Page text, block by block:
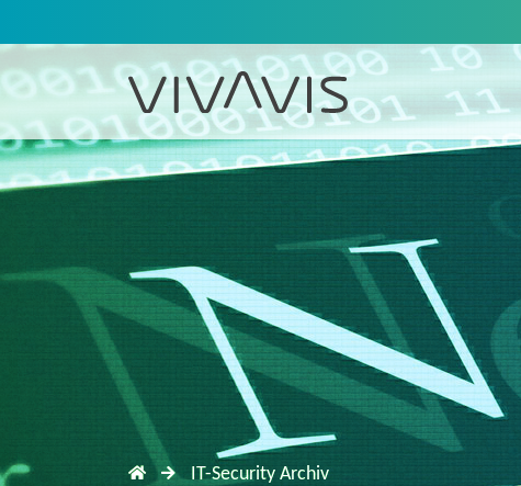
IT-Security Archiv